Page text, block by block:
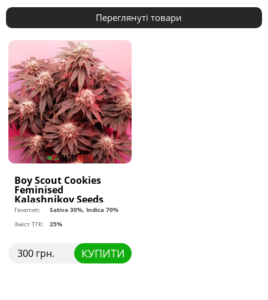
Переглянуті товари
Boy Scout Cookies
Feminised
Kalashnikov Seeds
Генотип:
Sativa 30%, Indica 70%
Зміст ТГК:
25%
300 грн. КУПИТИ